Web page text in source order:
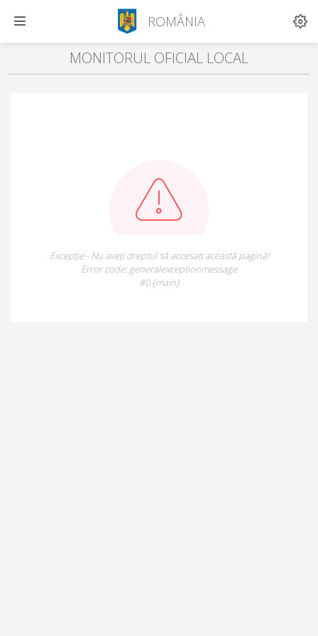
ROMÂNIA
MONITORUL OFICIAL LOCAL
Excepție - Nu aveți dreptul să accesați această pagină!
Error code: generalexceptionmessage
#0 {main}